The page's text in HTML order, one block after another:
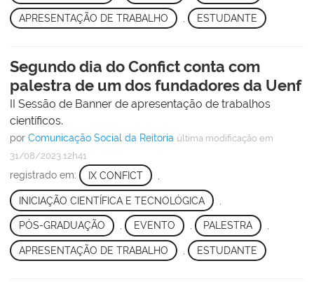
APRESENTAÇÃO DE TRABALHO ESTUDANTE
Segundo dia do Confict conta com
palestra de um dos fundadores da Uenf
II Sessão de Banner de apresentação de trabalhos
científicos.
por Comunicação Social da Reitoria última modificação em
31/08/2023 12h41
registrado em: IX CONFICT
INICIAÇÃO CIENTÍFICA E TECNOLÓGICA
PÓS-GRADUAÇÃO , EVENTO , PALESTRA ,
APRESENTAÇÃO DE TRABALHO ESTUDANTE